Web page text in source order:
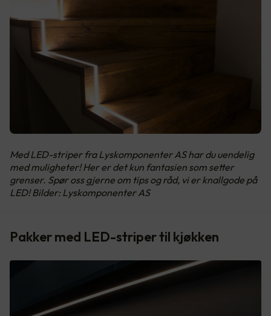
Med LED-striper fra Lyskomponenter AS har du uendelig
med muligheter! Her er det kun fantasien som setter
grenser. Spør oss gjerne om tips og råd, vi er knallgode på
LED! Bilder: Lyskomponenter AS
Pakker med LED-striper til kjøkken